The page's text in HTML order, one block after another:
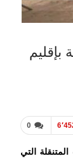
بإقليم
0
المتنقلة التي